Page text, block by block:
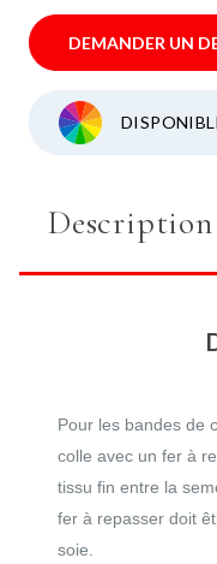
DEMANDER UN
Pour les bandes de
colle avec un fer à
tissu fin entre la
fer à repasser doit
soie.